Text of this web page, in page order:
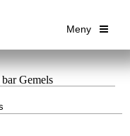
Meny
Gemels